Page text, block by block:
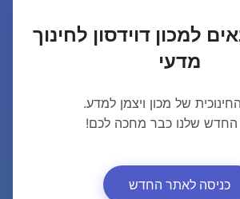
למכון דוידסון לחינוך
מדעי
של מכון ויצמן למדע.
שלנו כבר מחכה לכם!
כניסה לאתר החדש